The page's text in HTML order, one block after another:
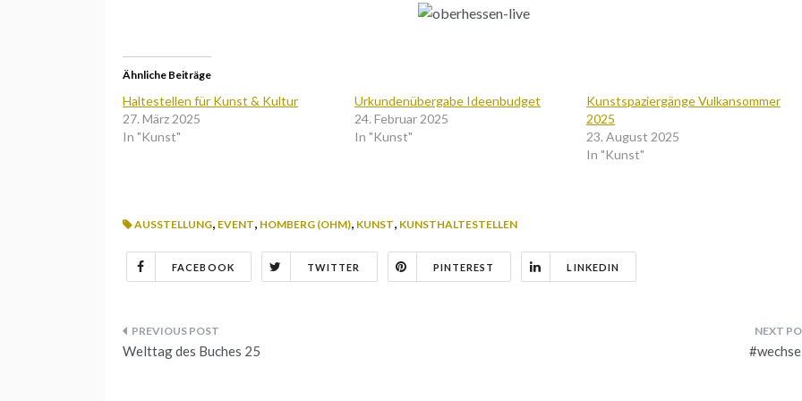
Ähnliche Beiträge
Haltestellen für Kunst & Kultur
27. März 2025
In "Kunst"
Urkundenübergabe Ideenbudget
24. Februar 2025
In "Kunst"
Kunstspaziergänge Vulkansommer
2025
23. August 2025
In "Kunst"
AUSSTELLUNG EVENT HOMBERG (OHM) KUNST KUNSTHALTESTELLEN
FACEBOOK TWITTER PINTEREST LINKEDIN
Beitrags-
Welttag des Buches 25